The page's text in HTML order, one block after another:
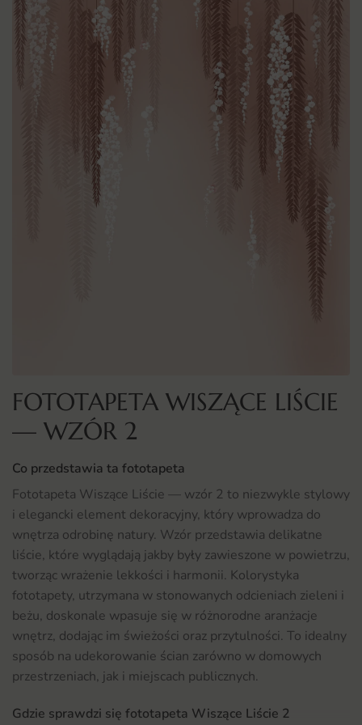
FOTOTAPETA WISZĄCE LIŚCIE
— WZÓR 2
Co przedstawia ta fototapeta
Fototapeta Wiszące Liście — wzór 2 to niezwykle stylowy
i elegancki element dekoracyjny, który wprowadza do
wnętrza odrobinę natury. Wzór przedstawia delikatne
liście, które wyglądają jakby były zawieszone w powietrzu,
tworząc wrażenie lekkości i harmonii. Kolorystyka
fototapety, utrzymana w stonowanych odcieniach zieleni i
beżu, doskonale wpasuje się w różnorodne aranżacje
wnętrz, dodając im świeżości oraz przytulności. To idealny
sposób na udekorowanie ścian zarówno w domowych
przestrzeniach, jak i miejscach publicznych.
Gdzie sprawdzi się fototapeta Wiszące Liście 2